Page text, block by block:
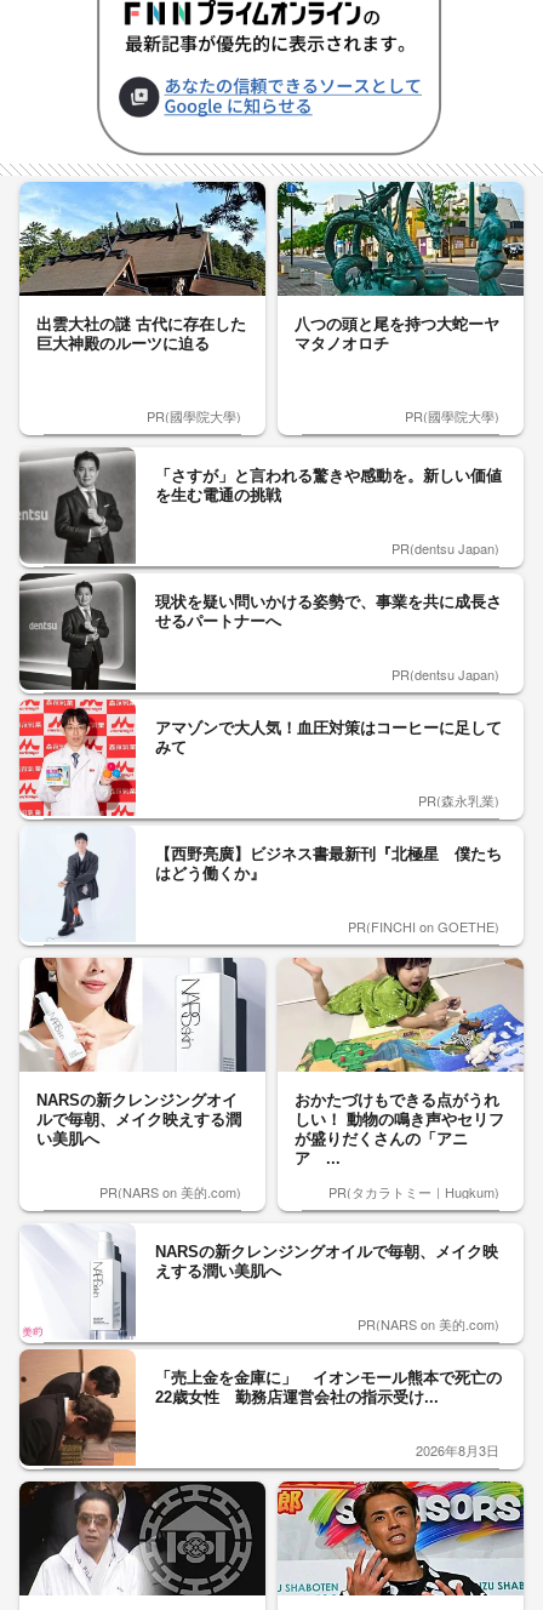
出雲大社の謎 古代に存在した
巨大神殿のルーツに迫る
PR(國學院大學)
八つの頭と尾を持つ大蛇ーヤ
マタノオロチ
PR(國學院大學)
「さすが」と言われる驚きや感動を。新しい価値
を生む電通の挑戦
PR(dentsu Japan)
現状を疑い問いかける姿勢で、事業を共に成長さ
せるパートナーへ
PR(dentsu Japan)
アマゾンで大人気！血圧対策はコーヒーに足して
みて
PR(森永乳業)
【西野亮廣】ビジネス書最新刊『北極星 僕たち
はどう働くか』
PR(FINCHI on GOETHE)
NARSの新クレンジングオイ
ルで毎朝、メイク映えする潤
い美肌へ
PR(NARS on 美的.com)
おかたづけもできる点がうれ
しい！ 動物の鳴き声やセリフ
が盛りだくさんの「アニ
ア ...
PR(タカラトミー｜Hugkum)
NARSの新クレンジングオイルで毎朝、メイク映
えする潤い美肌へ
PR(NARS on 美的.com)
「売上金を金庫に」 イオンモール熊本で死亡の
22歳女性 勤務店運営会社の指示受け...
2026年8月3日